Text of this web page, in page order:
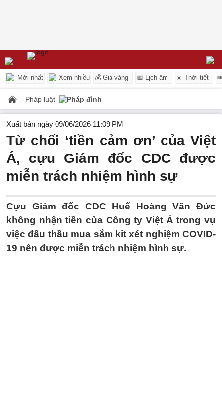
Mới nhất Xem nhiều 💰 Giá vàng 📅 Lịch âm ☀️ Thời tiết
Pháp luật Pháp đình
Xuất bản ngày 09/06/2026 11:09 PM
Từ chối ‘tiền cảm ơn’ của Việt
Á, cựu Giám đốc CDC được
miễn trách nhiệm hình sự
Cựu Giám đốc CDC Huế Hoàng Văn Đức
không nhận tiền của Công ty Việt Á trong vụ
việc đấu thầu mua sắm kit xét nghiệm COVID-
19 nên được miễn trách nhiệm hình sự.